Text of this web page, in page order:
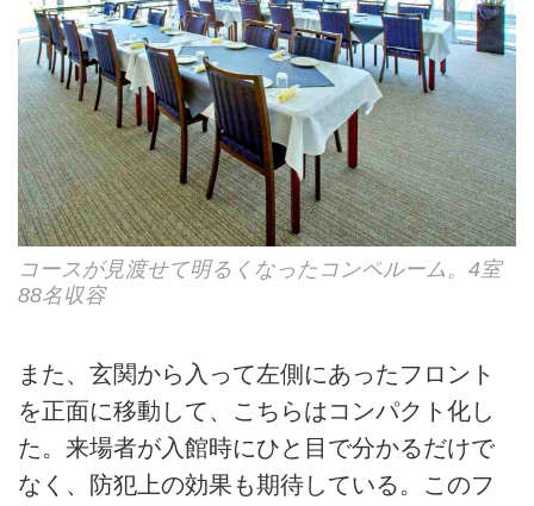
コースが見渡せて明るくなったコンペルーム。4室
88名収容
また、玄関から入って左側にあったフロント
を正面に移動して、こちらはコンパクト化し
た。来場者が入館時にひと目で分かるだけで
なく、防犯上の効果も期待している。このフ